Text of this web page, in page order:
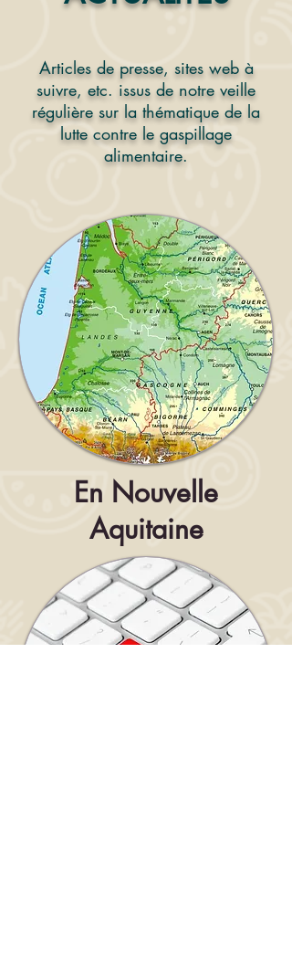
Articles de presse, sites web à
suivre, etc. issus de notre veille
régulière sur la thématique de la
lutte contre le gaspillage
alimentaire.
En Nouvelle
Aquitaine